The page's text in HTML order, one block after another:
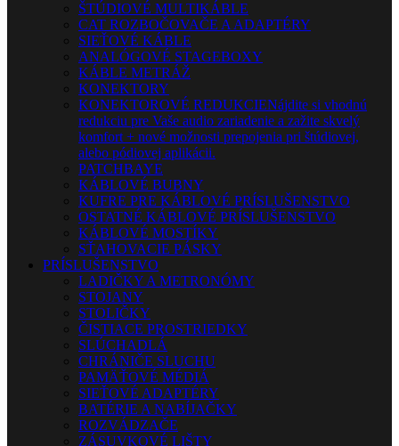
ŠTÚDIOVÉ MULTIKÁBLE
CAT ROZBOČOVAČE A ADAPTÉRY
SIEŤOVÉ KÁBLE
ANALÓGOVÉ STAGEBOXY
KÁBLE METRÁŽ
KONEKTORY
KONEKTOROVÉ REDUKCIENájdite si vhodnú
redukciu pre Vaše audio zariadenie a zažite skvelý
komfort + nové možnosti prepojenia pri štúdiovej,
alebo pódiovej aplikácii.
PATCHBAYE
KÁBLOVÉ BUBNY
KUFRE PRE KÁBLOVÉ PRÍSLUŠENSTVO
OSTATNÉ KÁBLOVÉ PRÍSLUŠENSTVO
KÁBLOVÉ MOSTÍKY
SŤAHOVACIE PÁSKY
PRÍSLUŠENSTVO
LADIČKY A METRONÓMY
STOJANY
STOLIČKY
ČISTIACE PROSTRIEDKY
SLÚCHADLÁ
CHRÁNIČE SLUCHU
PAMÄŤOVÉ MÉDIÁ
SIEŤOVÉ ADAPTÉRY
BATÉRIE A NABÍJAČKY
ROZVÁDZAČE
ZÁSUVKOVÉ LIŠTY